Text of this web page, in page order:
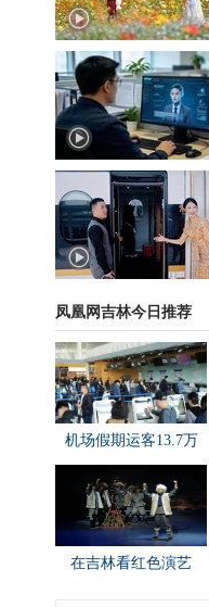
凤凰网吉林今日推荐
机场假期运客13.7万
在吉林看红色演艺